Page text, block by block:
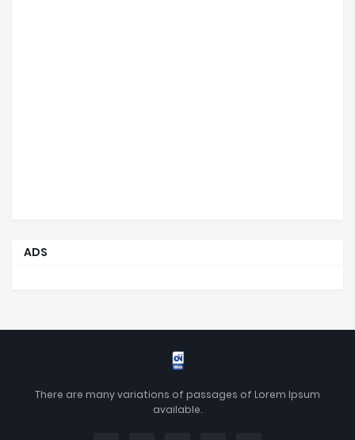
ADS
There are many variations of passages of Lorem Ipsum
available.